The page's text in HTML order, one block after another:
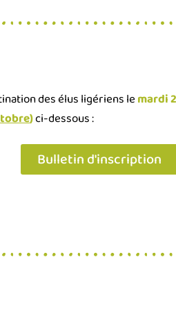
des élus ligériens lemardi
)ci-dessous :
Bulletin d'inscription